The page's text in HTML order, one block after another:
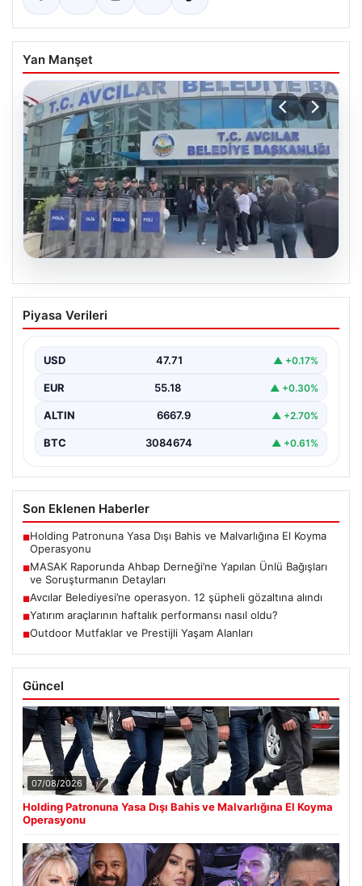
Yan Manşet
05.08.2026
Yatırım araçlarının haftalık performansı
nasıl oldu?
Piyasa Verileri
USD 47.71 ▲ +0.17%
EUR 55.18 ▲ +0.30%
ALTIN 6667.9 ▲ +2.70%
BTC 3084674 ▲ +0.61%
Son Eklenen Haberler
■Holding Patronuna Yasa Dışı Bahis ve Malvarlığına El Koyma
Operasyonu
■MASAK Raporunda Ahbap Derneği’ne Yapılan Ünlü Bağışları
ve Soruşturmanın Detayları
■Avcılar Belediyesi’ne operasyon. 12 şüpheli gözaltına alındı
■Yatırım araçlarının haftalık performansı nasıl oldu?
■Outdoor Mutfaklar ve Prestijli Yaşam Alanları
Güncel
07/08/2026
Holding Patronuna Yasa Dışı Bahis ve Malvarlığına El Koyma
Operasyonu